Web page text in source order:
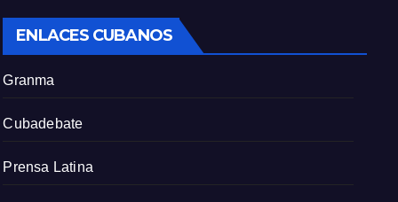
ENLACES CUBANOS
Granma
Cubadebate
Prensa Latina